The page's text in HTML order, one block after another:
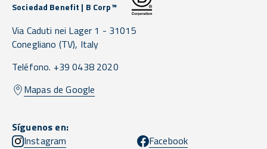
Sociedad Benefit | B Corp™
Via Caduti nei Lager 1 - 31015
Conegliano (TV), Italy
Teléfono. +39 0438 2020
Mapas de Google
Síguenos en:
Instagram
Facebook